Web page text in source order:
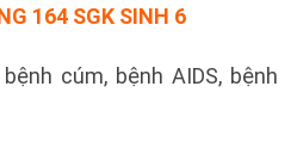
164 SGK SINH 6
cúm, bệnh AIDS, bệnh